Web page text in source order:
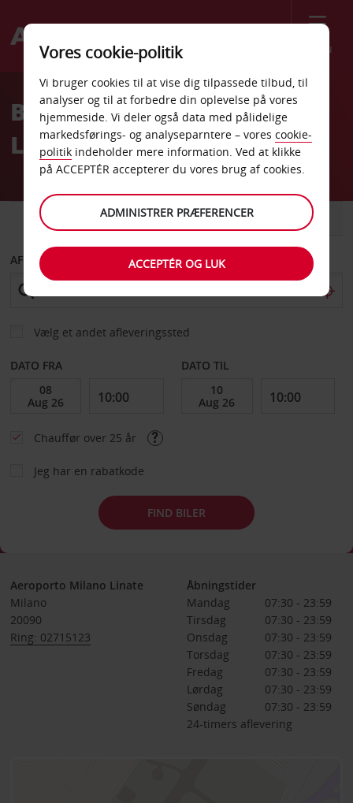
Menu
Welcome
AvisBilleje Milano Linate
Lufthavn
VAREVOGN
AFHENT FRA
Vælg et andet afleveringssted
DATO FRA DATO TIL
Chauffør over 25 år
Jeg har en rabatkode
FIND BILER
Aeroporto Milano Linate
Milano
20090
Ring: 02715123
Åbningstider
Mandag
07:30 - 23:59
Tirsdag
07:30 - 23:59
Onsdag
07:30 - 23:59
Torsdag
07:30 - 23:59
Fredag
07:30 - 23:59
Lørdag
07:30 - 23:59
Søndag
07:30 - 23:59
24-timers aflevering
Vores cookie-politik
Vi bruger cookies til at vise dig tilpassede tilbud, til
analyser og til at forbedre din oplevelse på vores
hjemmeside. Vi deler også data med pålidelige
markedsførings- og analyseparntere – vores cookie-
politik indeholder mere information. Ved at klikke
på ACCEPTÉR accepterer du vores brug af cookies.
ADMINISTRER PRÆFERENCER
ACCEPTÉR OG LUK